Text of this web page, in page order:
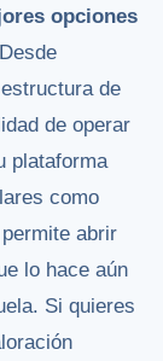
opciones
Desde
de
de operar
plataforma
como
abrir
lo hace aún
Si quieres